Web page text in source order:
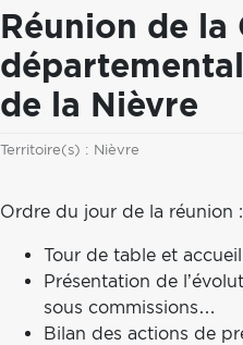
Réunion de la
de la Nièvre
Territoire(s) : Territoire
Nièvre
Ordre du jour de la réunion :
Tour de table et
Présentation de
sous commissions…
Bilan des actions de